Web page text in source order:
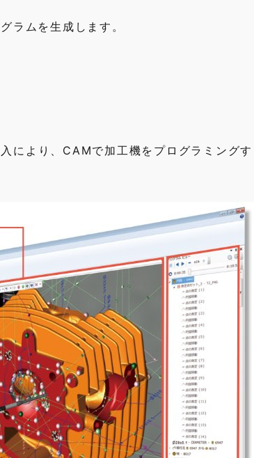
ラムを生成します。
により、CAMで加工機をプログラミング